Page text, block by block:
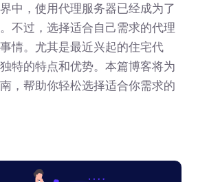
中，使用代理服务器已经成为了
不过，选择适合自己需求的代理
情。尤其是最近兴起的住宅代
特的特点和优势。本篇博客将为
，帮助你轻松选择适合你需求的